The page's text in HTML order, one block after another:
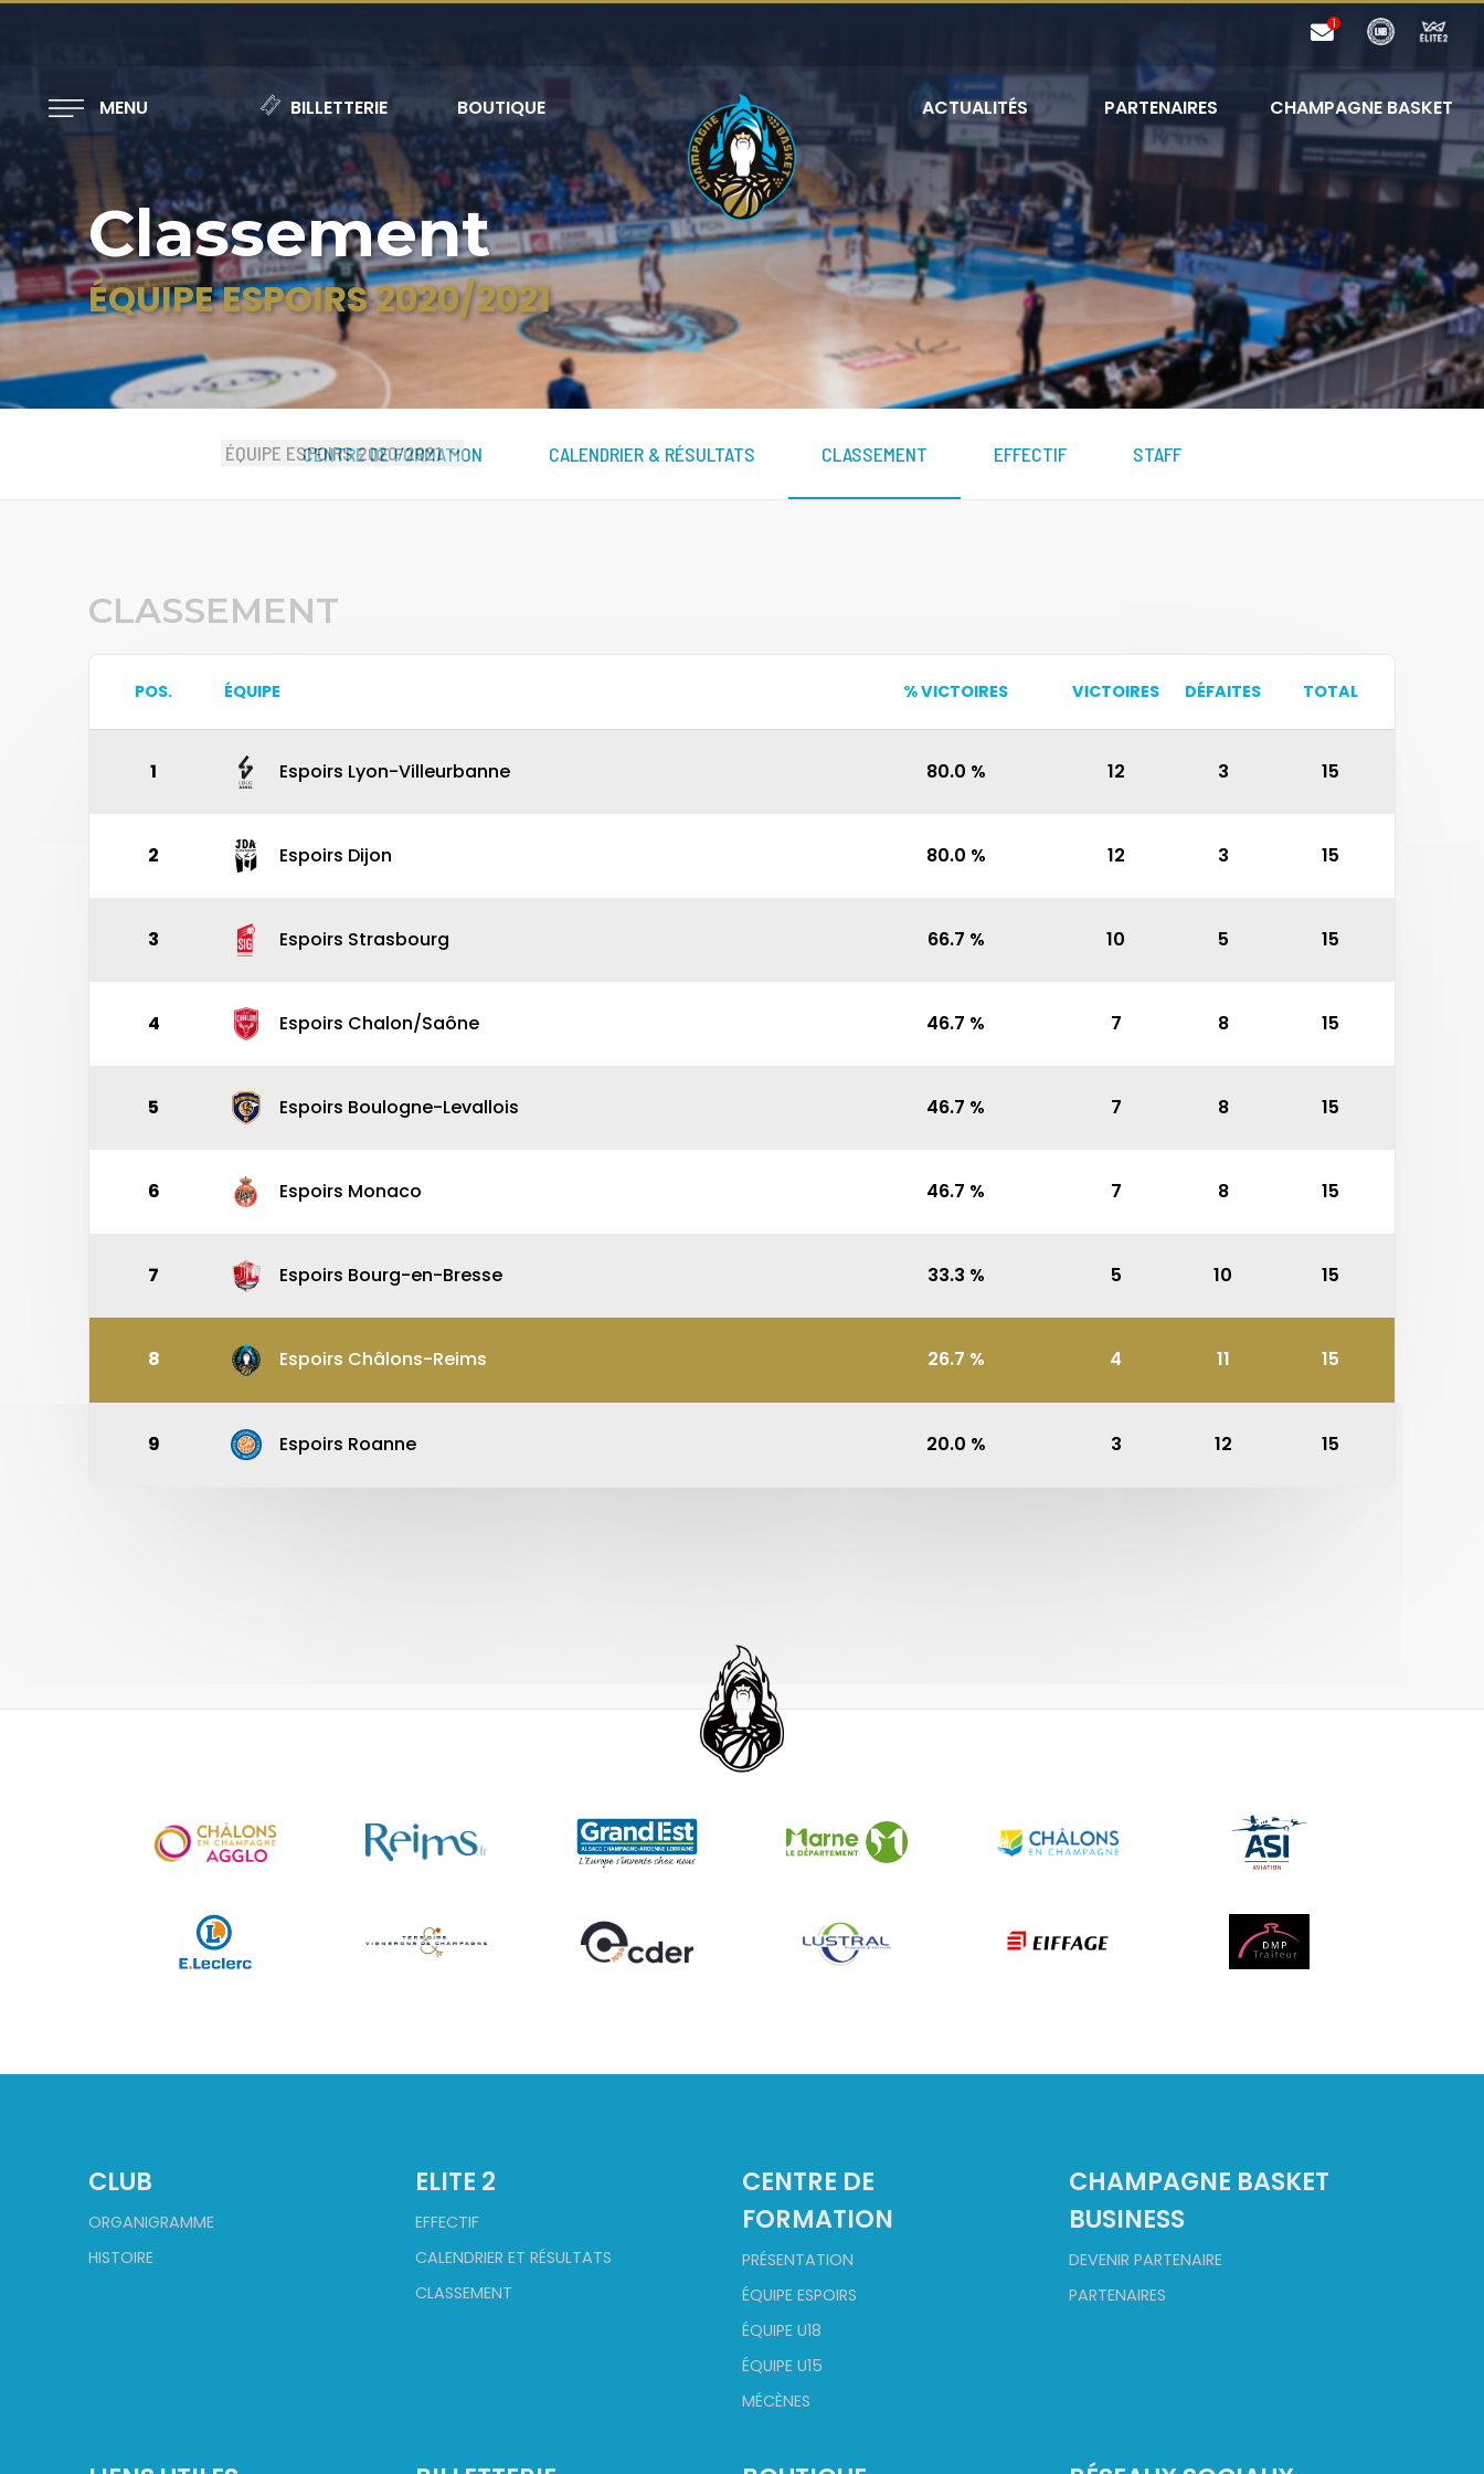
MENU BILLETTERIE BOUTIQUE ACTUALITÉS PARTENAIRES CHAMPAGNE BASKET
Classement
ÉQUIPE ESPOIRS 2020/2021
CENTRE DE FORMATION CALENDRIER & RÉSULTATS CLASSEMENT EFFECTIF STAFF
CLASSEMENT
POS. ÉQUIPE % VICTOIRES VICTOIRES DÉFAITES TOTAL
1 Espoirs Lyon-Villeurbanne 80.0 % 12 3 15
2 Espoirs Dijon 80.0 % 12 3 15
3 Espoirs Strasbourg 66.7 % 10 5 15
4 Espoirs Chalon/Saône 46.7 % 7 8 15
5 Espoirs Boulogne-Levallois 46.7 % 7 8 15
6 Espoirs Monaco 46.7 % 7 8 15
7 Espoirs Bourg-en-Bresse 33.3 % 5 10 15
8 Espoirs Châlons-Reims 26.7 % 4 11 15
9 Espoirs Roanne 20.0 % 3 12 15
CLUB
ORGANIGRAMME
HISTOIRE
ELITE 2
EFFECTIF
CALENDRIER ET RÉSULTATS
CLASSEMENT
CENTRE DE
FORMATION
PRÉSENTATION
ÉQUIPE ESPOIRS
ÉQUIPE U18
ÉQUIPE U15
MÉCÈNES
CHAMPAGNE BASKET
BUSINESS
DEVENIR PARTENAIRE
PARTENAIRES